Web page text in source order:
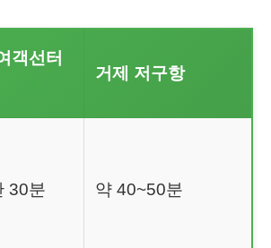
객선터
거제 저구항
30분 약 40~50분